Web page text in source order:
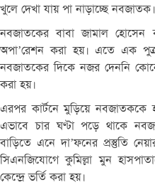
খুলে দেখা যায় পা নাড়াচ্ছে নবজাতক।
নবজাতকের বাবা জামাল হোসেন
অপা’রেশন করা হয়। এতে এক
নবজাতকের দিকে নজর দেননি
করা হয়।
এরপর কার্টনে মুড়িয়ে নবজাতককে
এভাবে চার ঘণ্টা পড়ে থাকে
বাড়িতে এনে দা’ফনের প্রস্তুতি
সিএনজিযোগে কুমিল্লা মুন
কেন্দ্রে ভর্তি করা হয়।